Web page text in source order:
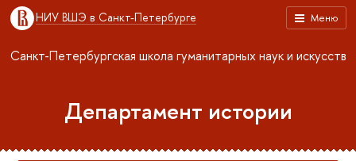
Меню
НИУ ВШЭ в Санкт-Петербурге
Санкт-Петербургская школа гуманитарных наук и искусств
Департамент истории